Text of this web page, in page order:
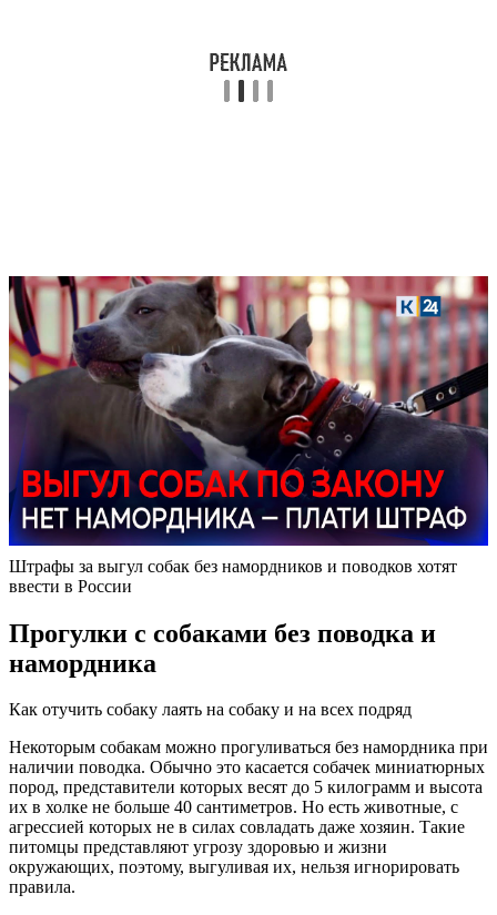
Штрафы за выгул собак без намордников и поводков хотят
ввести в России
Прогулки с собаками без поводка и
намордника
Как отучить собаку лаять на собаку и на всех подряд
Некоторым собакам можно прогуливаться без намордника при
наличии поводка. Обычно это касается собачек миниатюрных
пород, представители которых весят до 5 килограмм и высота
их в холке не больше 40 сантиметров. Но есть животные, с
агрессией которых не в силах совладать даже хозяин. Такие
питомцы представляют угрозу здоровью и жизни
окружающих, поэтому, выгуливая их, нельзя игнорировать
правила.